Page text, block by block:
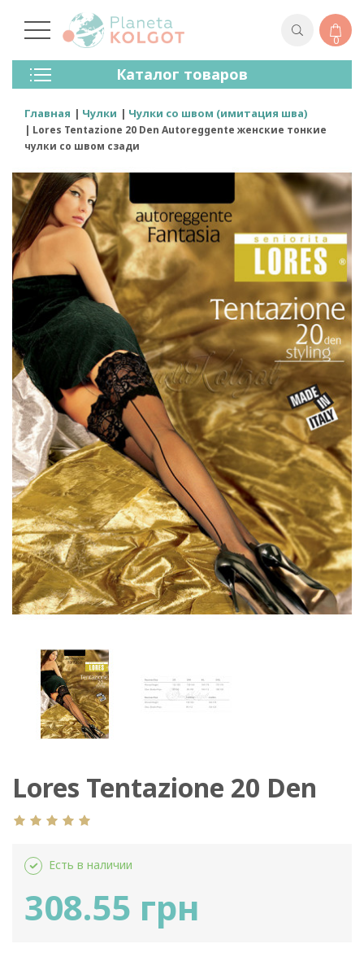
0
Каталог товаров
Колготки
Чулки
Лосины (леггинсы)
Носки И Гольфы
Для Мужчин
Для Детей
Бренды
Главная Чулки Чулки со швом (имитация шва)
Lores Tentazione 20 Den Autoreggente женские тонкие
чулки со швом сзади
Lores Tentazione 20 Den
Autoreggente
Есть в наличии
308.55 грн